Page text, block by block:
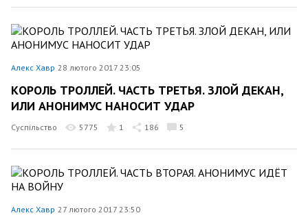
Алекс Хавр 28 лютого 2017 23:05
КОРОЛЬ ТРОЛЛЕЙ. ЧАСТЬ ТРЕТЬЯ. ЗЛОЙ ДЕКАН,
ИЛИ АНОНИМУС НАНОСИТ УДАР
Суспільство 5775 1 186 5
Алекс Хавр 27 лютого 2017 23:50